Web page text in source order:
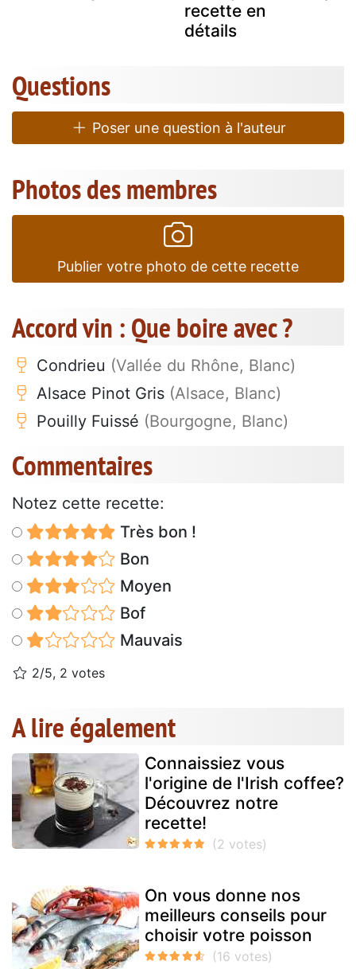
recette en
détails
Questions
Poser une question à l'auteur
Photos des membres
Publier votre photo de cette recette
Accord vin : Que boire avec ?
Condrieu (Vallée du Rhône, Blanc)
Alsace Pinot Gris (Alsace, Blanc)
Pouilly Fuissé (Bourgogne, Blanc)
Commentaires
Notez cette recette:
Très bon !
Bon
Moyen
Bof
Mauvais
2/5, 2 votes
A lire également
Connaissiez vous
l'origine de l'Irish coffee?
Découvrez notre
recette!
On vous donne nos
meilleurs conseils pour
choisir votre poisson